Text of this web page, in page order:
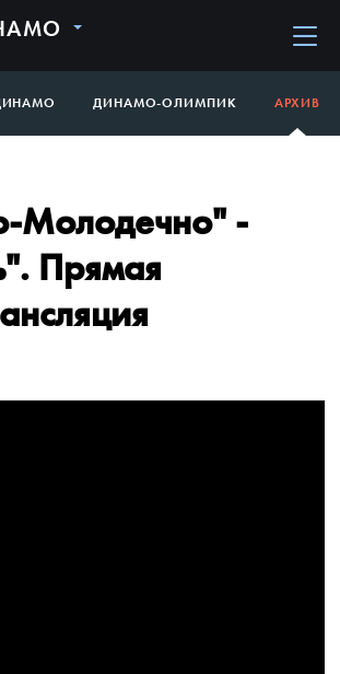
ДИНАМО-ОЛИМПИК АРХИВ
Молодечно" -
Прямая